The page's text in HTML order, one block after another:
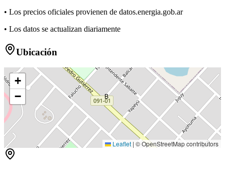
• Los precios oficiales provienen de datos.energia.gob.ar
• Los datos se actualizan diariamente
Ubicación
B
+
−
Leaflet | © OpenStreetMap contributors